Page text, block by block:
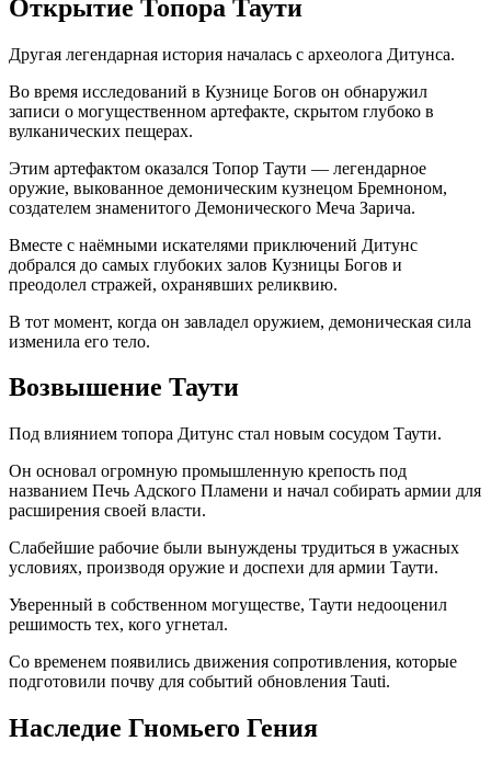
Открытие Топора Таути
Другая легендарная история началась с археолога Дитунса.
Во время исследований в Кузнице Богов он обнаружил
записи о могущественном артефакте, скрытом глубоко в
вулканических пещерах.
Этим артефактом оказался Топор Таути — легендарное
оружие, выкованное демоническим кузнецом Бремноном,
создателем знаменитого Демонического Меча Зарича.
Вместе с наёмными искателями приключений Дитунс
добрался до самых глубоких залов Кузницы Богов и
преодолел стражей, охранявших реликвию.
В тот момент, когда он завладел оружием, демоническая сила
изменила его тело.
Возвышение Таути
Под влиянием топора Дитунс стал новым сосудом Таути.
Он основал огромную промышленную крепость под
названием Печь Адского Пламени и начал собирать армии для
расширения своей власти.
Слабейшие рабочие были вынуждены трудиться в ужасных
условиях, производя оружие и доспехи для армии Таути.
Уверенный в собственном могуществе, Таути недооценил
решимость тех, кого угнетал.
Со временем появились движения сопротивления, которые
подготовили почву для событий обновления Tauti.
Наследие Гномьего Гения